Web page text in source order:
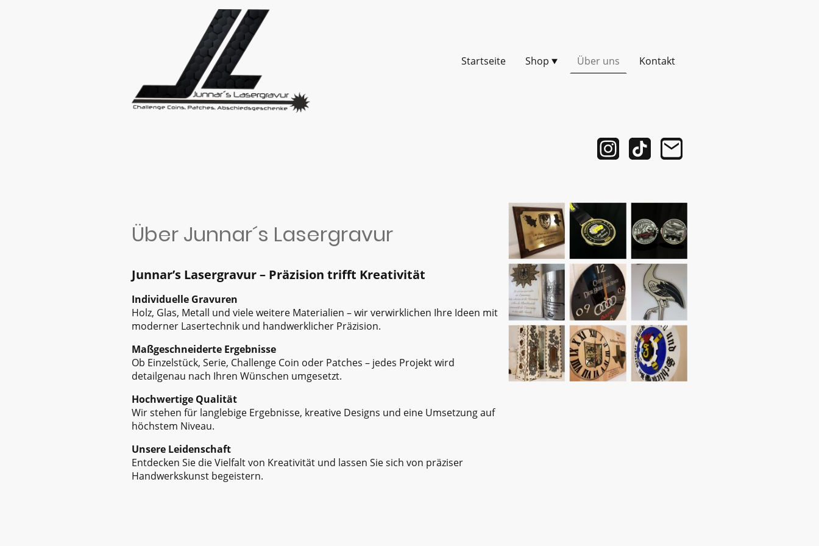
Startseite Shop Über uns Kontakt
Über Junnar´s Lasergravur
Junnar’s Lasergravur – Präzision trifft Kreativität
Individuelle Gravuren
Holz, Glas, Metall und viele weitere Materialien – wir verwirklichen Ihre Ideen mit
moderner Lasertechnik und handwerklicher Präzision.
Maßgeschneiderte Ergebnisse
Ob Einzelstück, Serie, Challenge Coin oder Patches – jedes Projekt wird
detailgenau nach Ihren Wünschen umgesetzt.
Hochwertige Qualität
Wir stehen für langlebige Ergebnisse, kreative Designs und eine Umsetzung auf
höchstem Niveau.
Unsere Leidenschaft
Entdecken Sie die Vielfalt von Kreativität und lassen Sie sich von präziser
Handwerkskunst begeistern.